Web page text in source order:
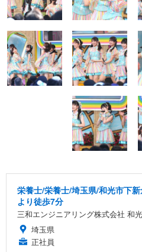
栄養士/栄養士/埼玉県/和光市下
より徒歩7分
三和エンジニアリング株式会社 和
埼玉県
正社員